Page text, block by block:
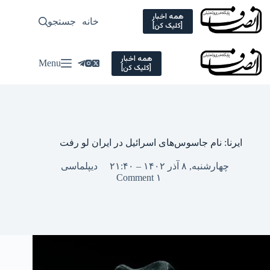
Skip
content
همه اخبار
[کلیک کن] خانه سیاسی
جستجو
همه اخبار
[کلیک کن] Menu
ایرنا: نام جاسوس‌های اسرائیل در ایران لو رفت
چهارشنبه, ۸ آذر ۱۴۰۲ – ۲۱:۴۰
دیپلماسی
۱ Comment